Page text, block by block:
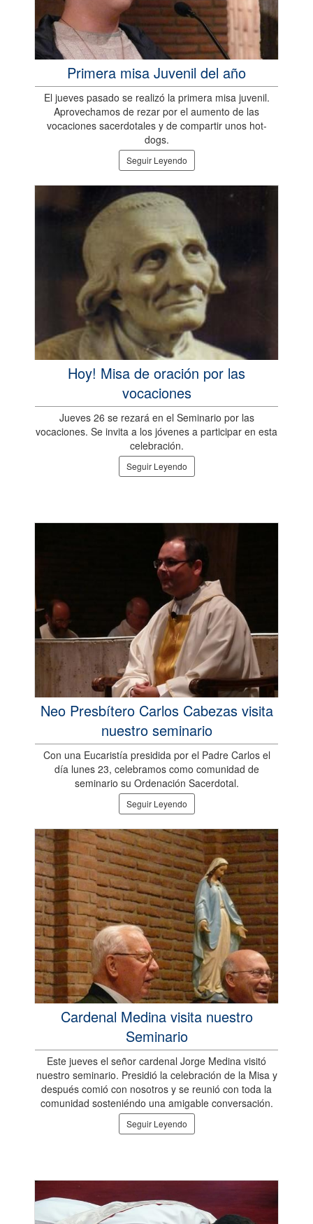
Primera misa Juvenil del año
El jueves pasado se realizó la primera misa juvenil.
Aprovechamos de rezar por el aumento de las
vocaciones sacerdotales y de compartir unos hot-
dogs.
Seguir Leyendo
Hoy! Misa de oración por las
vocaciones
Jueves 26 se rezará en el Seminario por las
vocaciones. Se invita a los jóvenes a participar en esta
celebración.
Seguir Leyendo
Neo Presbítero Carlos Cabezas visita
nuestro seminario
Con una Eucaristía presidida por el Padre Carlos el
día lunes 23, celebramos como comunidad de
seminario su Ordenación Sacerdotal.
Seguir Leyendo
Cardenal Medina visita nuestro
Seminario
Este jueves el señor cardenal Jorge Medina visitó
nuestro seminario. Presidió la celebración de la Misa y
después comió con nosotros y se reunió con toda la
comunidad sosteniéndo una amigable conversación.
Seguir Leyendo